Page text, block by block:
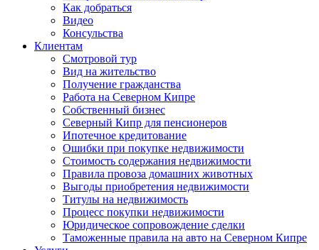
Как добраться
Видео
Консульства
Клиентам
Смотровой тур
Вид на жительство
Получение гражданства
Работа на Северном Кипре
Собственный бизнес
Северный Кипр для пенсионеров
Ипотечное кредитование
Ошибки при покупке недвижимости
Стоимость содержания недвижимости
Правила провоза домашних животных
Выгоды приобретения недвижимости
Титулы на недвижимость
Процесс покупки недвижимости
Юридическое сопровождение сделки
Таможенные правила на авто на Северном Кипре